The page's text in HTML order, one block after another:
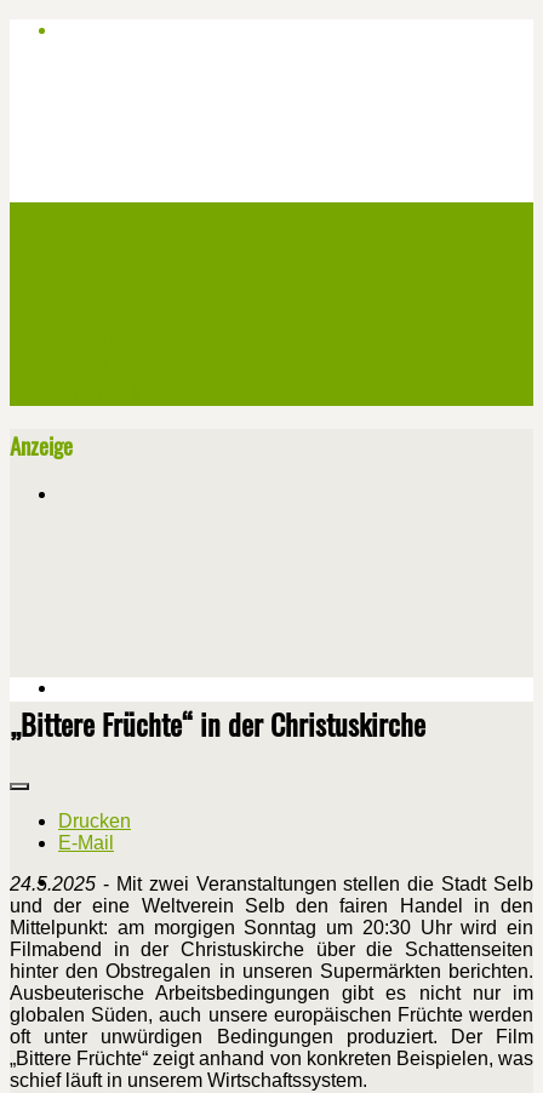
Anzeige
„Bittere Früchte“ in der Christuskirche
Drucken
E-Mail
24.5.2025 - Mit zwei Veranstaltungen stellen die Stadt Selb
und der eine Weltverein Selb den fairen Handel in den
Mittelpunkt: am morgigen Sonntag um 20:30 Uhr wird ein
Filmabend in der Christuskirche über die Schattenseiten
hinter den Obstregalen in unseren Supermärkten berichten.
Ausbeuterische Arbeitsbedingungen gibt es nicht nur im
globalen Süden, auch unsere europäischen Früchte werden
oft unter unwürdigen Bedingungen produziert. Der Film
„Bittere Früchte“ zeigt anhand von konkreten Beispielen, was
schief läuft in unserem Wirtschaftssystem.